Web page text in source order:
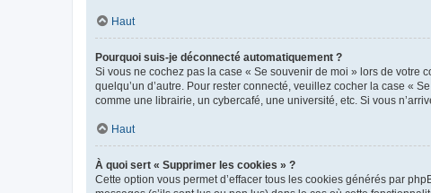
Haut
Pourquoi suis-je déconnecté automatiquement ?
Si vous ne cochez pas la case « Se souvenir de moi » lors de votre
quelqu’un d’autre. Pour rester connecté, veuillez cocher la case «
comme une librairie, un cybercafé, une université, etc. Si vous
Haut
À quoi sert « Supprimer les cookies » ?
Cette option vous permet d’effacer tous les cookies générés par